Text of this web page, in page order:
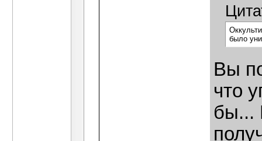
было
Вы
что
бы...